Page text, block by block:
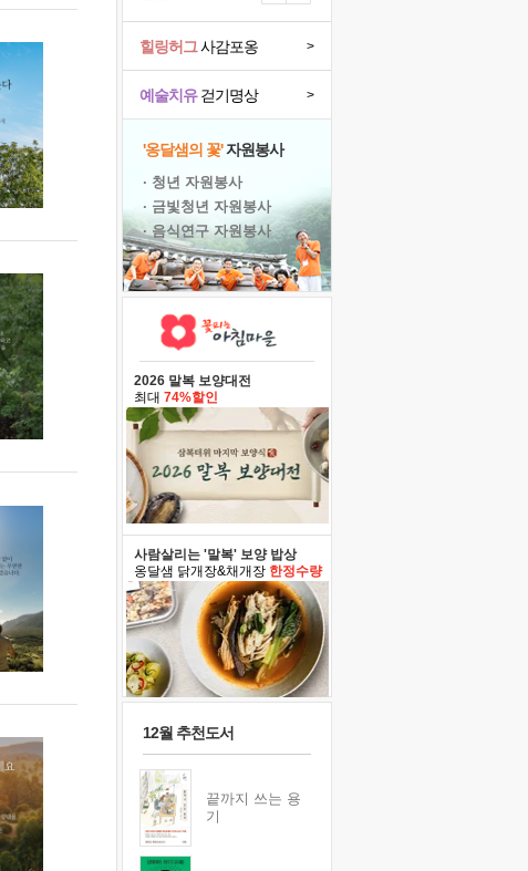
예술치유걷기명상 >
힐링허그사감포옹 >
'옹달샘의 꽃'자원봉사
· 청년 자원봉사
· 금빛청년 자원봉사
· 음식연구 자원봉사
2026 말복 보양대전
최대 74%할인
사람살리는 '말복' 보양 밥상
옹달샘 닭개장&채개장 한정수량
12월 추천도서
끝까지 쓰는 용
기